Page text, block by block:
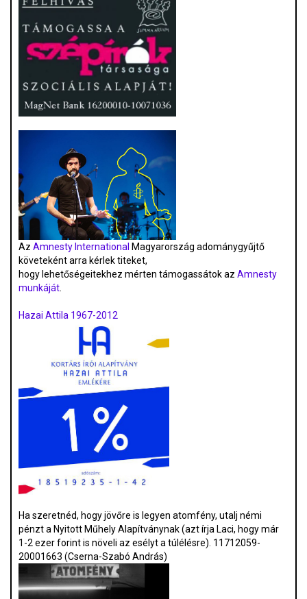
Az Amnesty International Magyarország adománygyűjtő
követeként arra kérlek titeket,
hogy lehetőségeitekhez mérten támogassátok az Amnesty
munkáját
Hazai Attila 1967-2012
Ha szeretnéd, hogy jövőre is legyen atomfény, utalj némi
pénzt a Nyitott Műhely Alapítványnak (azt írja Laci, hogy már
1-2 ezer forint is növeli az esélyt a túlélésre). 11712059-
20001663 (Cserna-Szabó András)